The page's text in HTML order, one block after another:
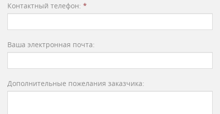
Контактный телефон: *
Ваша электронная почта:
Дополнительные пожелания заказчика: